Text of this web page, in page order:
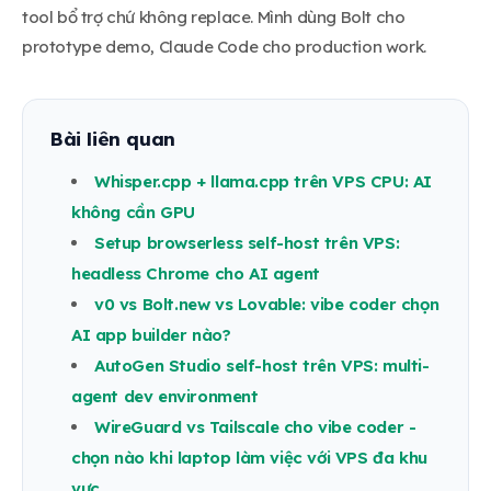
tool bổ trợ chứ không replace. Mình dùng Bolt cho
prototype demo, Claude Code cho production work.
Bài liên quan
Whisper.cpp + llama.cpp trên VPS CPU: AI
không cần GPU
Setup browserless self-host trên VPS:
headless Chrome cho AI agent
v0 vs Bolt.new vs Lovable: vibe coder chọn
AI app builder nào?
AutoGen Studio self-host trên VPS: multi-
agent dev environment
WireGuard vs Tailscale cho vibe coder -
chọn nào khi laptop làm việc với VPS đa khu